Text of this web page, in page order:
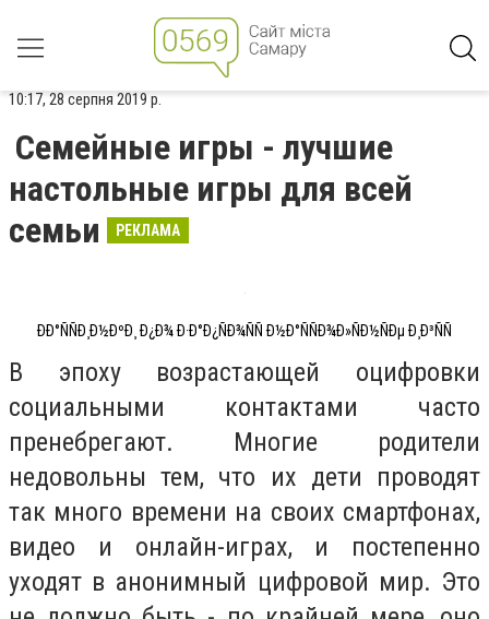
10:17, 28 серпня 2019 р.
Семейные игры - лучшие
настольные игры для всей
семьи
РЕКЛАМА
ÐÐ°ÑÑÐ¸Ð½ÐºÐ¸ Ð¿Ð¾ Ð·Ð°Ð¿ÑÐ¾ÑÑ Ð½Ð°ÑÑÐ¾Ð»ÑÐ½ÑÐµ Ð¸Ð³ÑÑ
В эпоху возрастающей оцифровки
социальными контактами часто
пренебрегают. Многие родители
недовольны тем, что их дети проводят
так много времени на своих смартфонах,
видео и онлайн-играх, и постепенно
уходят в анонимный цифровой мир. Это